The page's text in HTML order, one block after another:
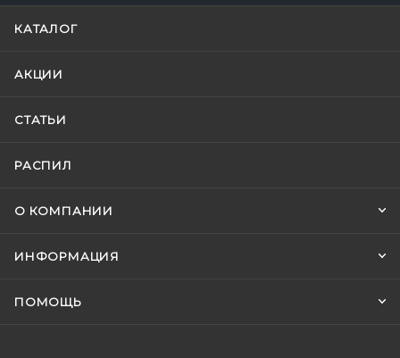
КАТАЛОГ
АКЦИИ
СТАТЬИ
РАСПИЛ
О КОМПАНИИ
ИНФОРМАЦИЯ
ПОМОЩЬ